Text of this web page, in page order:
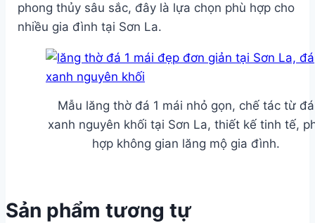
phong thủy sâu sắc, đây là lựa chọn phù hợp cho
nhiều gia đình tại Sơn La.
Mẫu lăng thờ đá 1 mái nhỏ gọn, chế tác từ đá
xanh nguyên khối tại Sơn La, thiết kế tinh tế,
hợp không gian lăng mộ gia đình.
Sản phẩm tương tự